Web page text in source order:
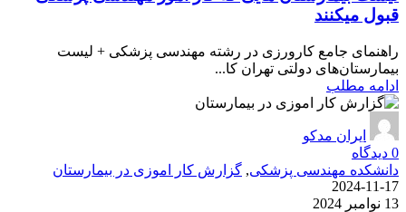
قبول میکنند
راهنمای جامع کارورزی در رشته مهندسی پزشکی + لیست
بیمارستان‌های دولتی تهران کا...
ادامه مطلب
ایران مدکو
0 دیدگاه
دانشکده مهندسی پزشکی, گزارش کار اموزی در بیمارستان
2024-11-17
13 نوامبر 2024